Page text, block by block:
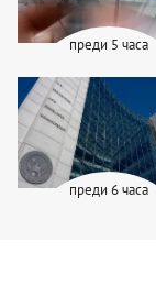
преди 5 часа
преди 6 часа